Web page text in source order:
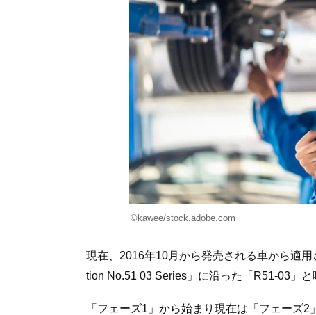
©kawee/stock.adobe.com
現在、2016年10月から発売される車から適
tion No.51 03 Series」に沿った「R51-03」と
「フェーズ1」から始まり現在は「フェーズ